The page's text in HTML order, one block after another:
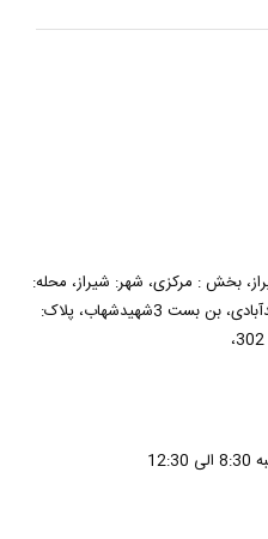
بخش : مرکزی، شهر: شیراز، محله:
مشیر فاطمی، خیابان سیدجمال الدین اسدآبادی، بن بست 3شهیدشهاب، پلاک: